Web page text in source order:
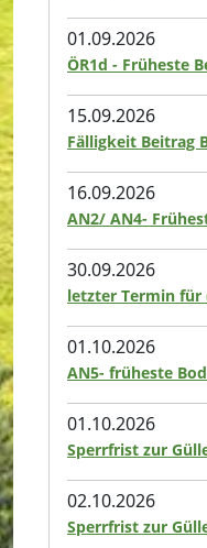
01.09.2026
ÖR1d - Früheste
15.09.2026
Fälligkeit Beitrag
16.09.2026
AN2/ AN4-
30.09.2026
letzter Termin für
01.10.2026
AN5- früheste
01.10.2026
Sperrfrist zur
02.10.2026
Sperrfrist zur